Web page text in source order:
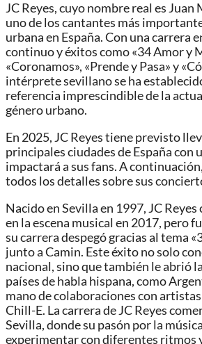
JC Reyes, cuyo nombre real es Juan
uno de los cantantes más
urbana en España. Con una carrera
continuo y éxitos como «34 Amor y
«Coronamos», «Prende y Pasa» y
intérprete sevillano se ha
referencia imprescindible de la
género urbano.
En 2025, JC Reyes tiene previsto
principales ciudades de España con
impactará a sus fans. A
todos los detalles sobre sus
Nacido en Sevilla en 1997, JC
en la escena musical en 2017, pero
su carrera despegó gracias al tema
junto a Camin. Este éxito no solo
nacional, sino que también le abrió
países de habla hispana, como
mano de colaboraciones con
Chill-E. La carrera de JC Reyes
Sevilla, donde su pasón por la
experimentar con diferentes ritmos